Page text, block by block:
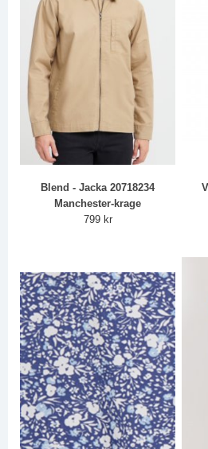
Blend - Jacka 20718234
Manchester-krage
799 kr